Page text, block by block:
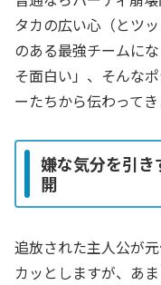
タカの広い心（とツ
のある最強チームに
そ面白い」、そんな
ーたちから伝わってき
嫌な気分を引
開
追放された主人公が
カッとしますが、あ